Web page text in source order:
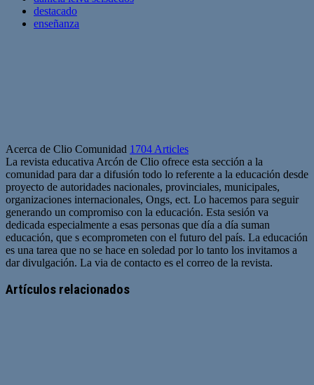
destacado
enseñanza
Acerca de Clio Comunidad 1704 Articles
La revista educativa Arcón de Clio ofrece esta sección a la
comunidad para dar a difusión todo lo referente a la educación desde
proyecto de autoridades nacionales, provinciales, municipales,
organizaciones internacionales, Ongs, ect. Lo hacemos para seguir
generando un compromiso con la educación. Esta sesión va
dedicada especialmente a esas personas que día a día suman
educación, que s ecomprometen con el futuro del país. La educación
es una tarea que no se hace en soledad por lo tanto los invitamos a
dar divulgación. La via de contacto es el correo de la revista.
web
Artículos relacionados